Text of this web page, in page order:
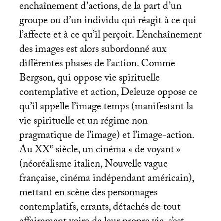
enchaînement d’actions, de la part d’un
groupe ou d’un individu qui réagit à ce qui
l’affecte et à ce qu’il perçoit. L’enchaînement
des images est alors subordonné aux
différentes phases de l’action. Comme
Bergson, qui oppose vie spirituelle
contemplative et action, Deleuze oppose ce
qu’il appelle l’image temps (manifestant la
vie spirituelle et un régime non
pragmatique de l’image) et l’image-action.
AuXXesiècle, un cinéma «de voyant»
(néoréalisme italien, Nouvelle vague
française, cinéma indépendant américain),
mettant en scène des personnages
contemplatifs, errants, détachés de tout